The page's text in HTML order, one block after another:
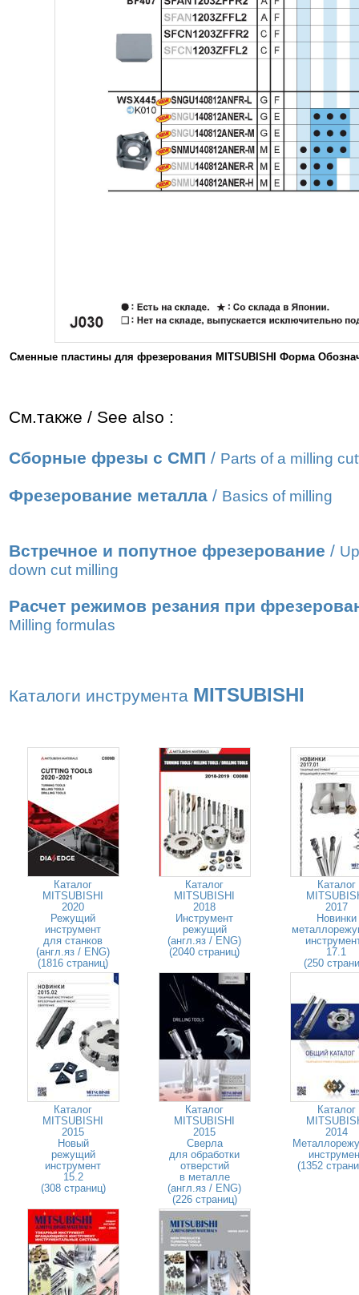
Сменные пластины для фрезерования MITSUBISHI Форма
См.также / See also :
Сборные фрезы с СМП / Parts of a milling
Фрезерование металла / Basics of milling
Встречное и попутное фрезерование /
down cut milling
Расчет режимов резания при
Milling formulas
Каталоги инструмента MITSUBISHI
Каталог
MITSUBISHI
2020
Режущий
инструмент
для станков
(англ.яз / ENG)
(1816 страниц)
Каталог
MITSUBISHI
2018
Инструмент
режущий
(англ.яз / ENG)
(2040 страниц)
Каталог
2017
Новинки
17.1
(250
Каталог
MITSUBISHI
2015
Новый
режущий
инструмент
15.2
(308 страниц)
Каталог
MITSUBISHI
2015
Сверла
для обработки
отверстий
в металле
(англ.яз / ENG)
(226 страниц)
Каталог
2014
(1352